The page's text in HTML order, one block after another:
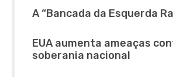
A “Bancada da Esquerda
EUA aumenta ameaças
soberania nacional